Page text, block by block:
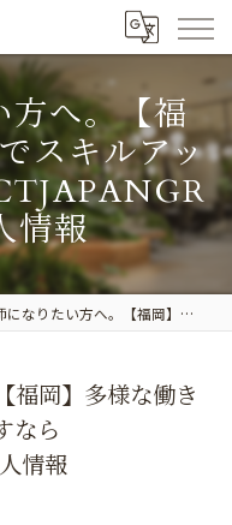
方へ。【福
スキルアッ
情報
。【福岡】多様な働き方でスキルアップを目指すならACTJAPANGROUPの求人情報
福岡】多様な働き
なら
情報